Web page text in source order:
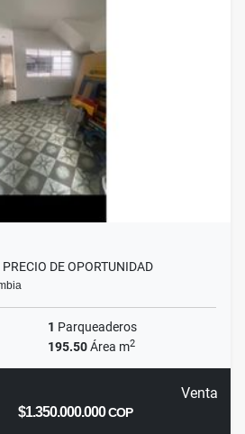
DE OPORTUNIDAD
1 Parqueaderos
195.50Área m2
Venta
$1.350.000.000COP